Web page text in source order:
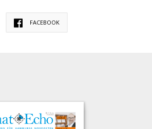
FACEBOOK